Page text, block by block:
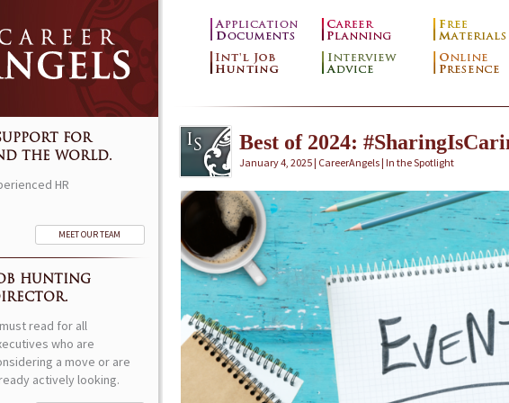
Best of 2024:
January 4, 2025 | CareerAngels | In the Spotlight
FOR
THE WORLD.
HR
MEET OUR TEAM
HUNTING
read for all
who are
a move or are
actively looking.